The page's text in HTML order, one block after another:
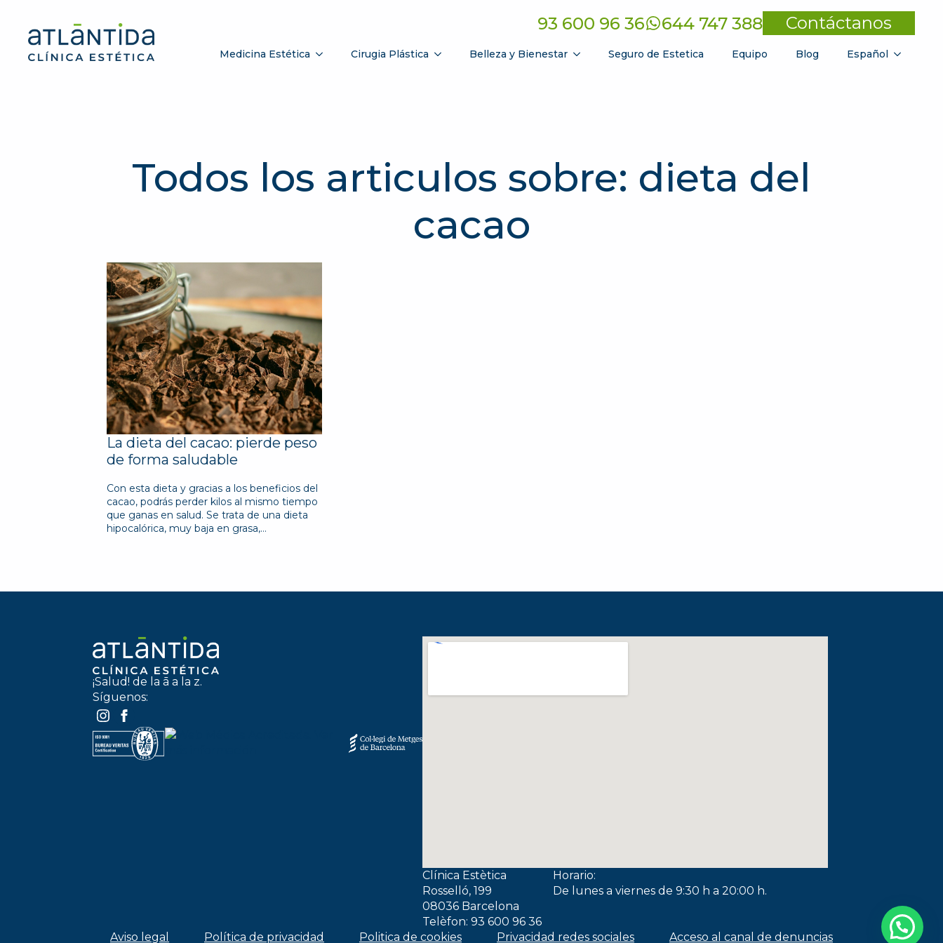
93 600 96 36 644 747 388 Contáctanos
Medicina Estética Cirugia Plástica Belleza y Bienestar Seguro de Estetica Equipo Blog Español
Todos los articulos sobre: dieta del
cacao
La dieta del cacao: pierde peso
de forma saludable
Con esta dieta y gracias a los beneficios del
cacao, podrás perder kilos al mismo tiempo
que ganas en salud. Se trata de una dieta
hipocalórica, muy baja en grasa,…
¡Salud! de la ā a la z.
Síguenos:
Clínica Estètica
Rosselló, 199
08036 Barcelona
Telèfon: 93 600 96 36
Horario:
De lunes a viernes de 9:30 h a 20:00 h.
Aviso legal Política de privacidad Politica de cookies Privacidad redes sociales Acceso al canal de denuncias